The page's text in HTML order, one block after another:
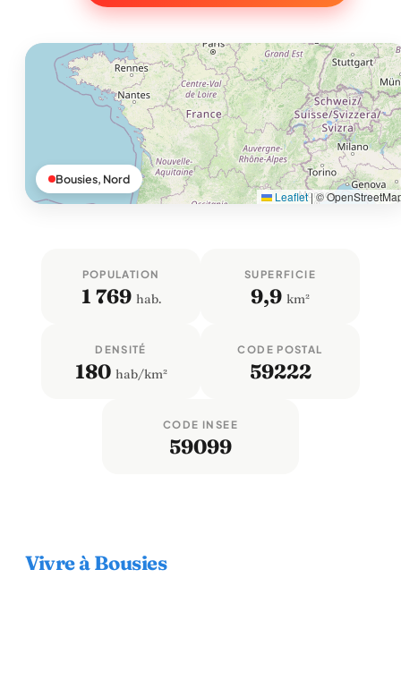
Leaflet|©
Bousies, Nord
POPULATION
1 769 hab.
SUPERFICIE
9,9 km²
DENSITÉ
180 hab/km²
CODE POSTAL
59222
CODE INSEE
59099
Vivre à Bousies